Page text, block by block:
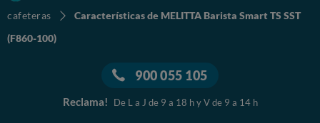
cafeteras
Características de MELITTA Barista Smart TS SST
(F860-100)
900 055 105
Reclama! De L a J de 9 a 18 h y V de 9 a 14 h